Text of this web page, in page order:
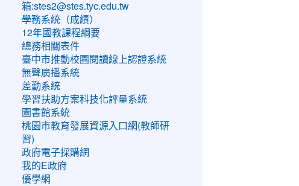
箱:stes2@stes.tyc.edu.tw
學務系統（成績）
12年國教課程綱要
總務相關表件
臺中市推動校園閱讀線上認證系統
無聲廣播系統
差勤系統
學習扶助方案科技化評量系統
圖書館系統
桃園市教育發展資源入口網(教師研
習)
政府電子採購網
我的E政府
優學網